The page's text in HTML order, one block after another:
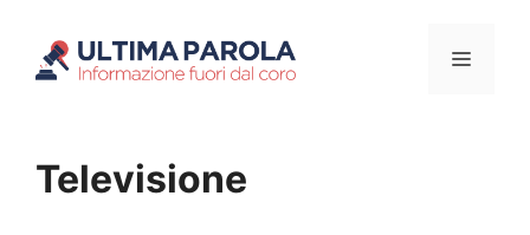
Menu
Televisione